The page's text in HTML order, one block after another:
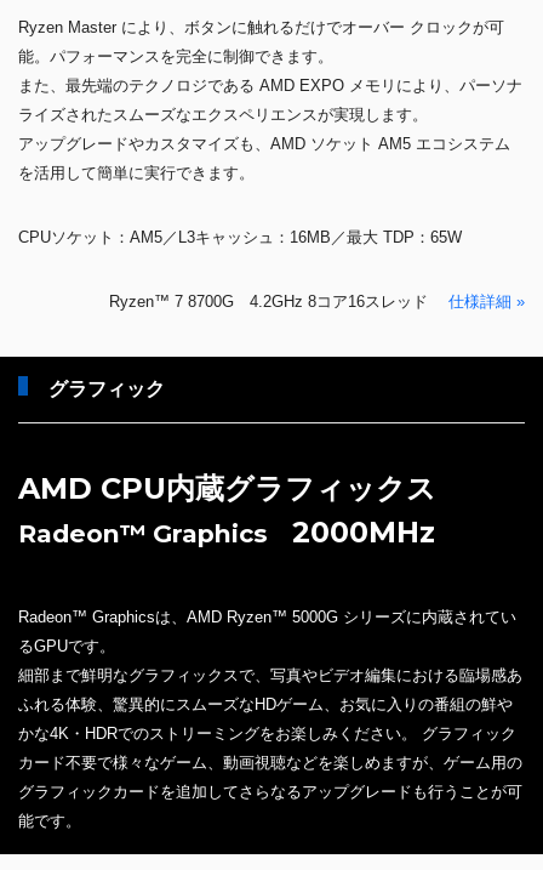
Ryzen Master により、ボタンに触れるだけでオーバー クロックが可
能。パフォーマンスを完全に制御できます。
また、最先端のテクノロジである AMD EXPO メモリにより、パーソナ
ライズされたスムーズなエクスペリエンスが実現します。
アップグレードやカスタマイズも、AMD ソケット AM5 エコシステム
を活用して簡単に実行できます。
CPUソケット：AM5／L3キャッシュ：16MB／最大 TDP：65W
Ryzen™ 7 8700G 4.2GHz 8コア16スレッド 仕様詳細 »
グラフィック
AMD CPU内蔵グラフィックス
Radeon™ Graphics 2000MHz
Radeon™ Graphicsは、AMD Ryzen™ 5000G シリーズに内蔵されてい
るGPUです。
細部まで鮮明なグラフィックスで、写真やビデオ編集における臨場感あ
ふれる体験、驚異的にスムーズなHDゲーム、お気に入りの番組の鮮や
かな4K・HDRでのストリーミングをお楽しみください。 グラフィック
カード不要で様々なゲーム、動画視聴などを楽しめますが、ゲーム用の
グラフィックカードを追加してさらなるアップグレードも行うことが可
能です。